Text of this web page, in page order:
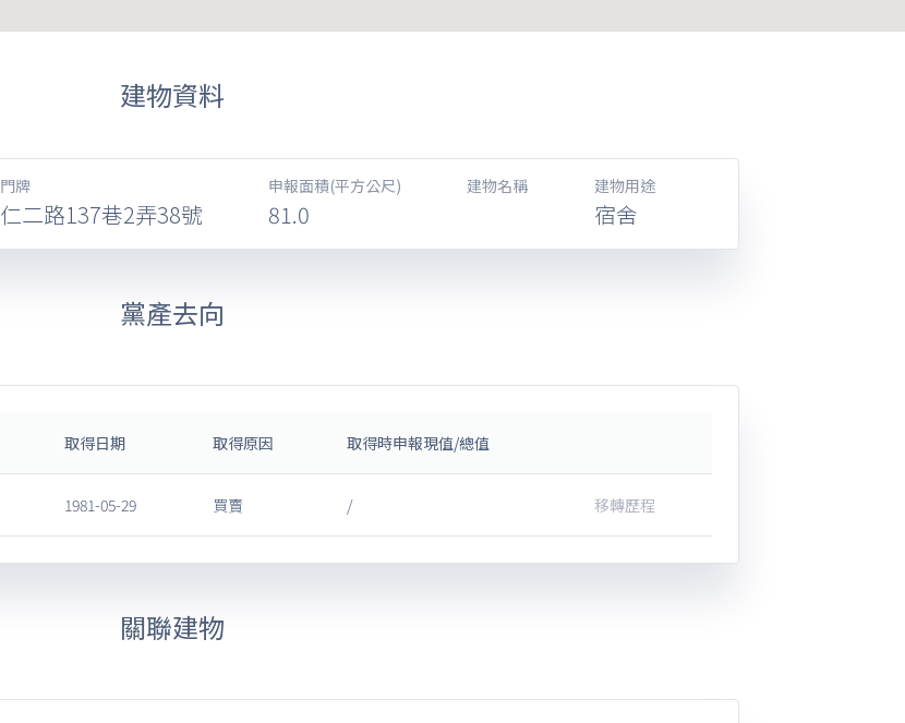
建物資料
門牌
仁二路137巷2弄38號
申報面積(平方公尺)
81.0
建物名稱 建物用途
宿舍
黨產去向
取得日期 取得原因 取得時申報現值/總值
1981-05-29 買賣 / 移轉歷程
關聯建物